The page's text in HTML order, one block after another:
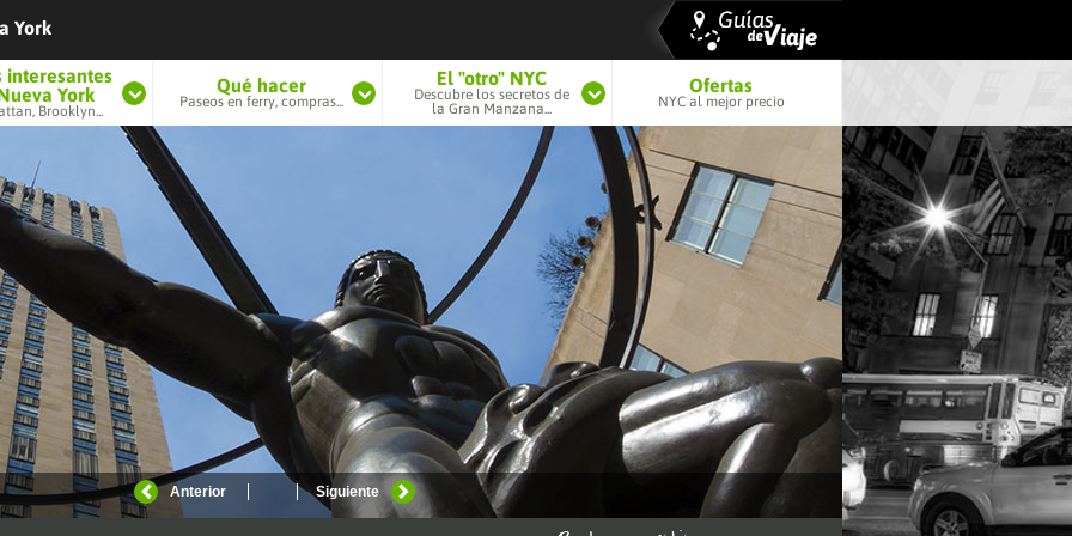
York
Times Square
Rockefeller Center
Trade Center
(Memorial 11S)
Central Terminal
Miradores
interesantes
York
Brooklyn...
La Quinta Avenida
Wall Street
Qué hacer
Paseos en ferry, compras...
En ferry por el East River
Museos en Nueva York
El "otro" NYC
Descubre los secretos de
la Gran Manzana...
Nueva York, un escenario
de película
El desconocido Nueva
York
Ofertas
NYC al mejor precio
Anterior Siguiente